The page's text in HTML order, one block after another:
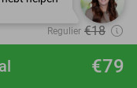
€79
Regulier €18
favorite_border